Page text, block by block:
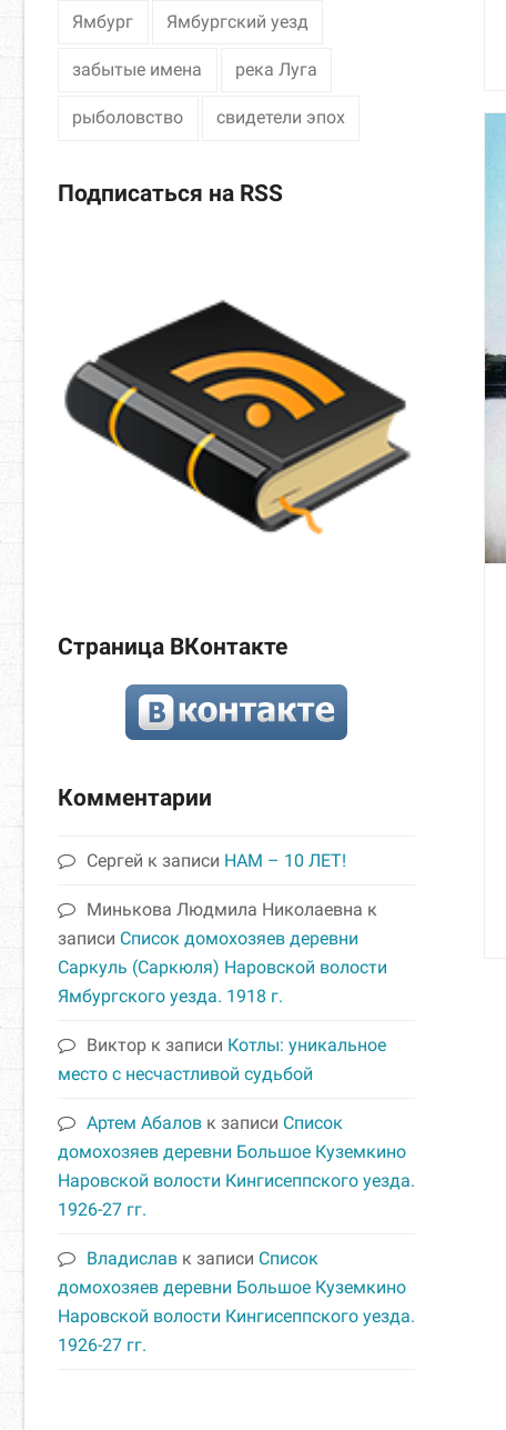
Ямбург Ямбургский уезд
забытые имена река Луга
рыболовство свидетели эпох
Подписаться на RSS
Страница ВКонтакте
Комментарии
Сергей к записи НАМ – 10 ЛЕТ!
Минькова Людмила Николаевна к
записи Список домохозяев деревни
Саркуль (Саркюля) Наровской волости
Ямбургского уезда. 1918 г.
Виктор к записи Котлы: уникальное
место с несчастливой судьбой
Артем Абалов к записи Список
домохозяев деревни Большое Куземкино
Наровской волости Кингисеппского уезда.
1926-27 гг.
Владислав к записи Список
домохозяев деревни Большое Куземкино
Наровской волости Кингисеппского уезда.
1926-27 гг.